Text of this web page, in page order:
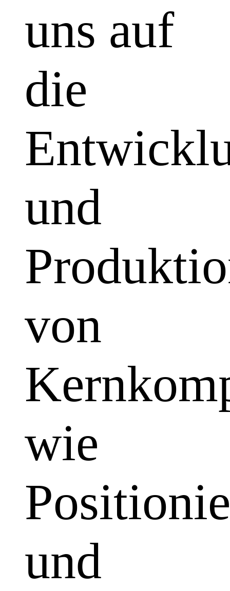
uns auf
die
und
von
wie
und